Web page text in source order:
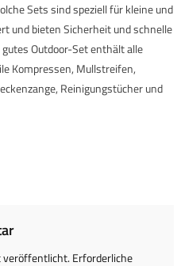
Sets sind speziell für kleine und
und bieten Sicherheit und schnelle
Outdoor-Set enthält alle
Kompressen, Mullstreifen,
Reinigungstücher und
veröffentlicht. Erforderliche